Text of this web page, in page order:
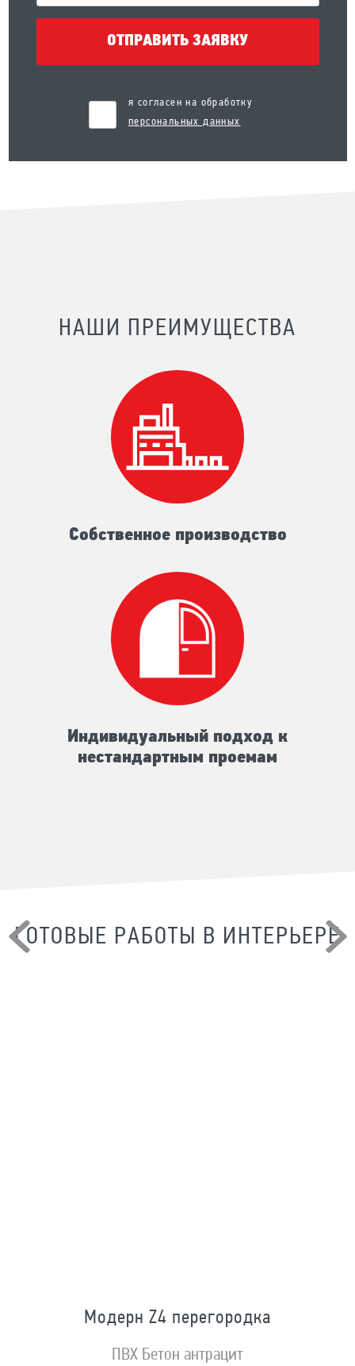
ОТПРАВИТЬ ЗАЯВКУ
я согласен на обработку
персональных данных
НАШИ ПРЕИМУЩЕСТВА
Собственное производство
Индивидуальный подход к
нестандартным проемам
ГОТОВЫЕ РАБОТЫ В ИНТЕРЬЕРЕ
Модерн Z4 перегородка
ПВХ Бетон антрацит